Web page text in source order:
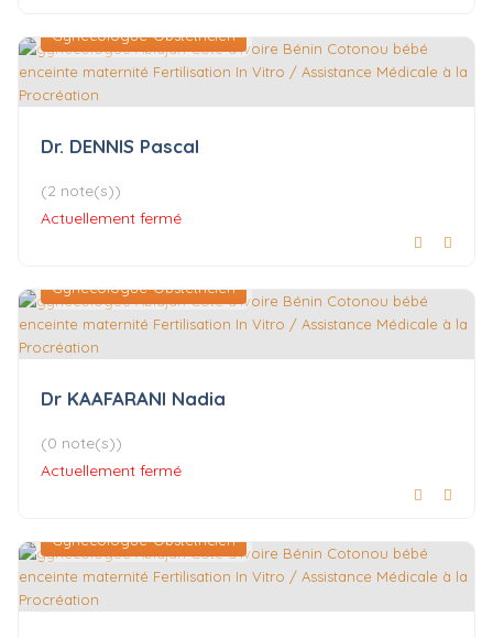
Gynécologue-Obstétricien
Dr. DENNIS Pascal
(2 note(s))
Actuellement fermé
Gynécologue-Obstétricien
Dr KAAFARANI Nadia
(0 note(s))
Actuellement fermé
Gynécologue-Obstétricien